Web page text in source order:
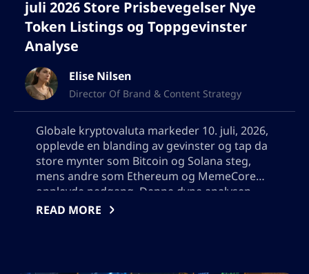
juli 2026 Store Prisbevegelser Nye
Token Listings og Toppgevinster
Analyse
Elise Nilsen
Director Of Brand & Content Strategy
Globale kryptovaluta markeder 10. juli, 2026,
opplevde en blanding av gevinster og tap da
store mynter som Bitcoin og Solana steg,
mens andre som Ethereum og MemeCore
opplevde nedgang. Denne dype analysen
dekker betydelige prisendringer, utforsker
READ MORE